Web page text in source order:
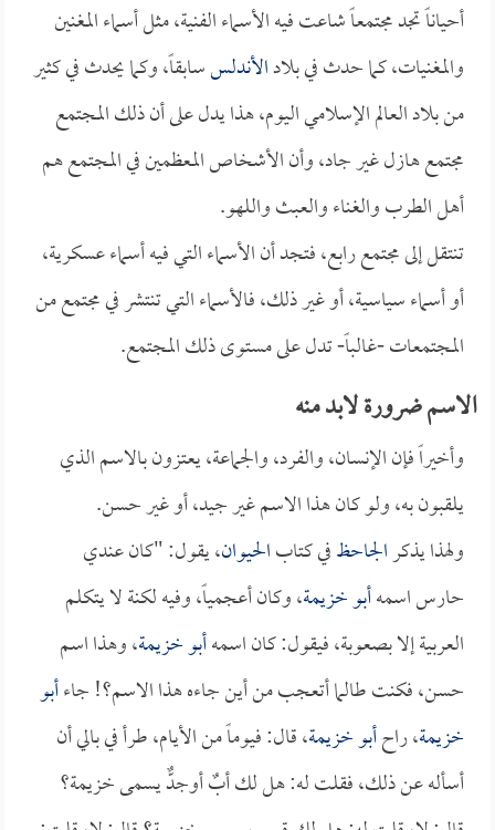
أحياناً تجد مجتمعاً شاعت فيه الأسماء الفنية، مثل أسماء المغنين
والمغنيات، كما حدث في بلادالأندلسسابقاً، وكما يحدث في كثير
من بلاد العالم الإسلامي اليوم، هذا يدل على أن ذلك المجتمع
مجتمع هازل غير جاد، وأن الأشخاص المعظمين في المجتمع هم
أهل الطرب والغناء والعبث واللهو.
تنتقل إلى مجتمع رابع، فتجد أن الأسماء التي فيه أسماء عسكرية،
أو أسماء سياسية، أو غير ذلك، فالأسماء التي تنتشر في مجتمع من
المجتمعات -غالباً- تدل على مستوى ذلك المجتمع.
الاسم ضرورة لابد منه
وأخيراً فإن الإنسان، والفرد، والجماعة، يعتزون بالاسم الذي
يلقبون به، ولو كان هذا الاسم غير جيد، أو غير حسن.
ولهذا يذكرالجاحظفي كتابالحيوان، يقول: "كان عندي
حارس اسمهأبو خزيمة، وكان أعجمياً، وفيه لكنة لا يتكلم
العربية إلا بصعوبة، فيقول: كان اسمهأبو خزيمة، وهذا اسم
حسن، فكنت طالما أتعجب من أين جاءه هذا الاسم؟! جاءأبو
خزيمة، راحأبو خزيمة، قال: فيوماً من الأيام، طرأ في بالي أن
أسأله عن ذلك، فقلت له: هل لك أبٌ أوجدٌّ يسمى خزيمة؟